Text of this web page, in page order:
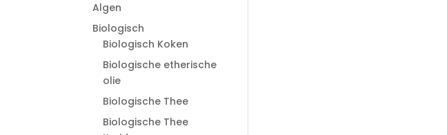
Algen
Biologisch
Biologisch Koken
Biologische etherische
olie
Biologische Thee
Biologische Thee